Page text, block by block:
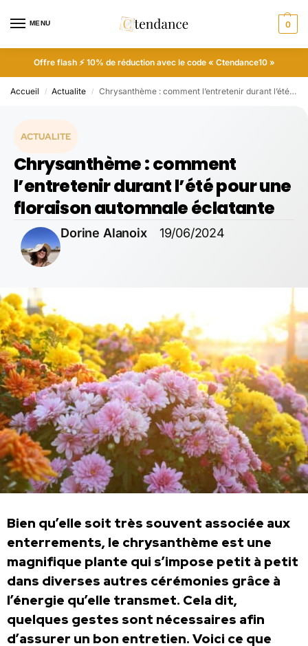
MENU 0
Offre flash ⚡ 10% de réduction avec le code « Ctendance10 »
Accueil / Actualite / Chrysanthème : comment l’entretenir durant l’été pour une floraison automnale éclatante
ACTUALITE
Chrysanthème : comment
l’entretenir durant l’été pour une
floraison automnale éclatante
Dorine Alanoix 19/06/2024
Bien qu’elle soit très souvent associée aux
enterrements, le chrysanthème est une
magnifique plante qui s’impose petit à petit
dans diverses autres cérémonies grâce à
l’énergie qu’elle transmet. Cela dit,
quelques gestes sont nécessaires afin
d’assurer un bon entretien. Voici ce que